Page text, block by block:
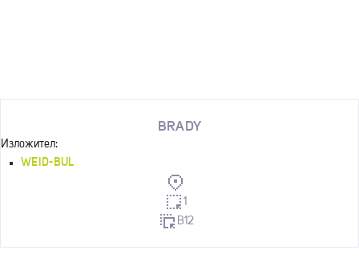
BRADY
Изложител:
WEID-BUL
1
B12